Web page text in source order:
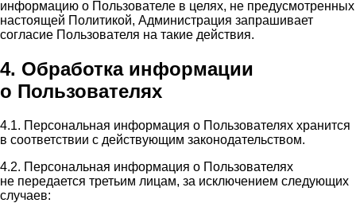
информацию о Пользователе в целях, не предусмотренных
настоящей Политикой, Администрация запрашивает
согласие Пользователя на такие действия.
4. Обработка информации
о Пользователях
4.1. Персональная информация о Пользователях хранится
в соответствии с действующим законодательством.
4.2. Персональная информация о Пользователях
не передается третьим лицам, за исключением следующих
случаев: